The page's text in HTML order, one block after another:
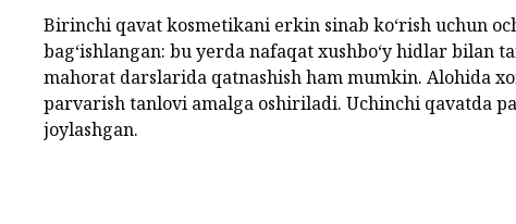
Birinchi qavat kosmetikani erkin sinab ko‘rish uchun
bag‘ishlangan: bu yerda nafaqat xushbo‘y hidlar bilan
mahorat darslarida qatnashish ham mumkin. Alohida
parvarish tanlovi amalga oshiriladi. Uchinchi qavatda
joylashgan.